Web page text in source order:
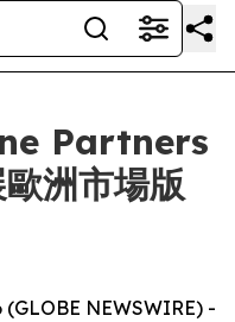
Partners
洲市場版
(GLOBE NEWSWIRE) -